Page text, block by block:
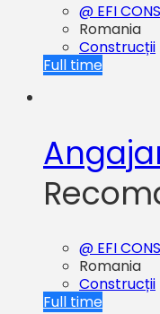
@ EFI
Romania
Construcții
Full time
@ EFI
Romania
Construcții
Full time